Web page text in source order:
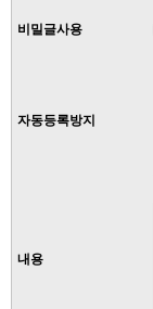
비밀글사용
자동등록방지
내용